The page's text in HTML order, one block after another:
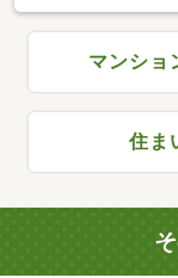
マンショ
住ま